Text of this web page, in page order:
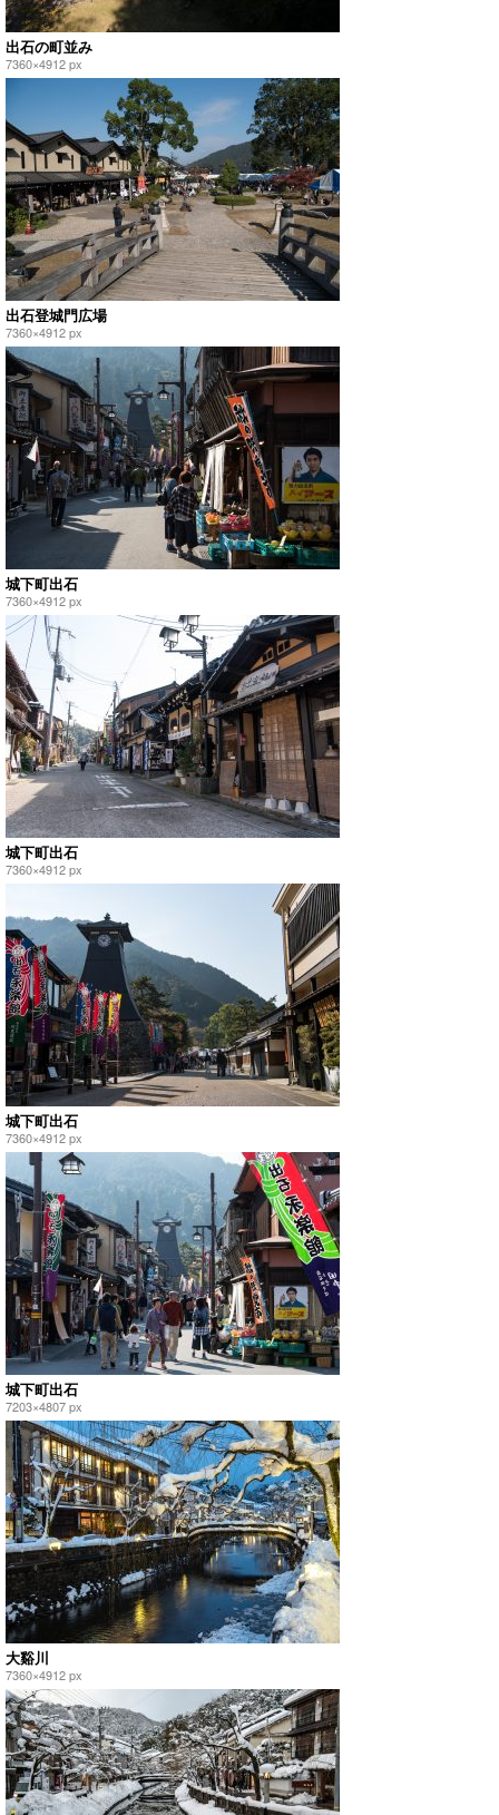
出石の町並み
7360×4912 px
出石登城門広場
7360×4912 px
城下町出石
7360×4912 px
城下町出石
7360×4912 px
城下町出石
7360×4912 px
城下町出石
7203×4807 px
大谿川
7360×4912 px